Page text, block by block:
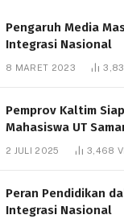
Pengaruh Media
Integrasi Nasional
8 MARET 2023
Pemprov Kaltim
Mahasiswa UT
Bantuan Pendidikan
2 JULI 2025 3,468
Peran Pendidikan
Integrasi Nasional